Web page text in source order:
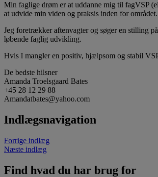
Min faglige drøm er at uddanne mig til fagVSP
at udvide min viden og praksis inden for området.
Jeg foretrækker aftenvagter og søger en stilling
løbende faglig udvikling.
Hvis I mangler en positiv, hjælpsom og stabil
De bedste hilsner
Amanda Troelsgaard Bates
+45 28 12 29 88
Amandatbates@yahoo.com
Indlægsnavigation
Forrige indlæg
Næste indlæg
Find hvad du har brug for